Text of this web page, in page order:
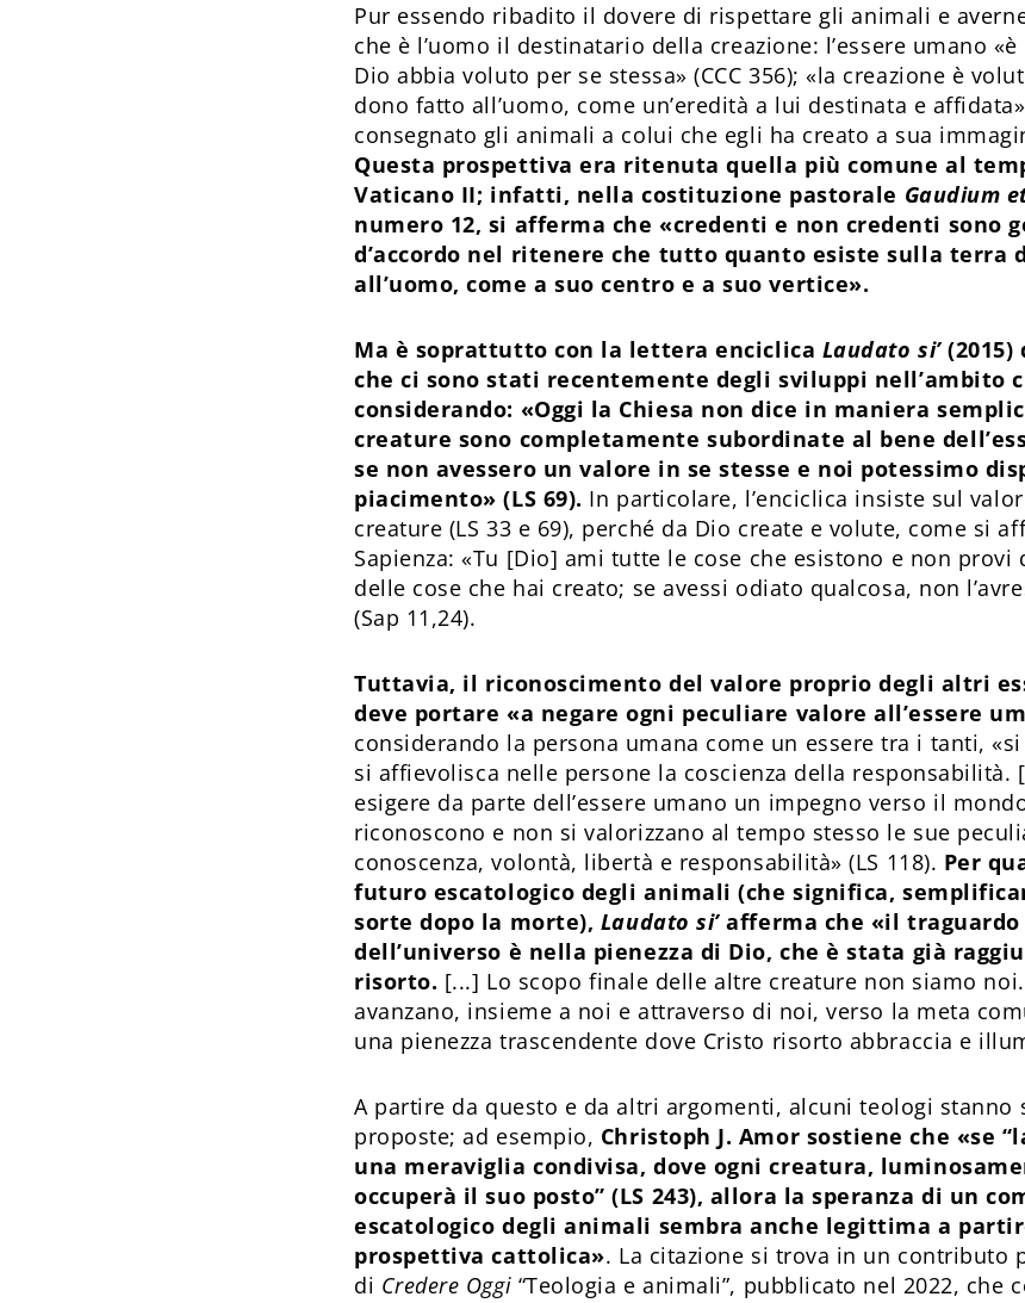
Pur essendo ribadito il dovere di rispettare gli animali e
che è l’uomo il destinatario della creazione: l’essere umano
Dio abbia voluto per se stessa» (CCC 356); «la creazione è
dono fatto all’uomo, come un’eredità a lui destinata e affidata»
consegnato gli animali a colui che egli ha creato a sua
Questa prospettiva era ritenuta quella più comune al
Vaticano II; infatti, nella costituzione pastorale Gaudium
numero 12, si afferma che «credenti e non credenti sono
d’accordo nel ritenere che tutto quanto esiste sulla terra
all’uomo, come a suo centro e a suo vertice».
Ma è soprattutto con la lettera enciclica Laudato si’(2015)
che ci sono stati recentemente degli sviluppi nell’ambito
considerando: «Oggi la Chiesa non dice in maniera
creature sono completamente subordinate al bene
se non avessero un valore in se stesse e noi potessimo
piacimento» (LS 69). In particolare, l’enciclica insiste sul
creature (LS 33 e 69), perché da Dio create e volute, come si
Sapienza: «Tu [Dio] ami tutte le cose che esistono e non provi
delle cose che hai creato; se avessi odiato qualcosa, non
(Sap 11,24).
Tuttavia, il riconoscimento del valore proprio degli altri
deve portare «a negare ogni peculiare valore all’essere
considerando la persona umana come un essere tra i tanti,
si affievolisca nelle persone la coscienza della responsabilità.
esigere da parte dell’essere umano un impegno verso il
riconoscono e non si valorizzano al tempo stesso le sue
conoscenza, volontà, libertà e responsabilità» (LS 118). Per
futuro escatologico degli animali (che significa,
sorte dopo la morte), Laudato si’afferma che «il traguardo
dell’universo è nella pienezza di Dio, che è stata già
risorto. [...] Lo scopo finale delle altre creature non siamo
avanzano, insieme a noi e attraverso di noi, verso la meta
una pienezza trascendente dove Cristo risorto abbraccia e
A partire da questo e da altri argomenti, alcuni teologi stanno
proposte; ad esempio, Christoph J. Amor sostiene che «se
una meraviglia condivisa, dove ogni creatura,
occuperà il suo posto” (LS 243), allora la speranza di un
escatologico degli animali sembra anche legittima a
prospettiva cattolica». La citazione si trova in un contributo
di Credere Oggi “Teologia e animali”, pubblicato nel 2022, che